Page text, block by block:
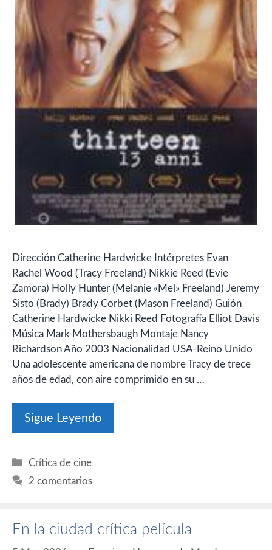
Dirección Catherine Hardwicke Intérpretes Evan
Rachel Wood (Tracy Freeland) Nikkie Reed (Evie
Zamora) Holly Hunter (Melanie «Mel» Freeland) Jeremy
Sisto (Brady) Brady Corbet (Mason Freeland) Guión
Catherine Hardwicke Nikki Reed Fotografía Elliot Davis
Música Mark Mothersbaugh Montaje Nancy
Richardson Año 2003 Nacionalidad USA-Reino Unido
Una adolescente americana de nombre Tracy de trece
años de edad, con aire comprimido en su …
Sigue Leyendo
Categorías
Crítica de cine
2 comentarios
En la ciudad crítica película